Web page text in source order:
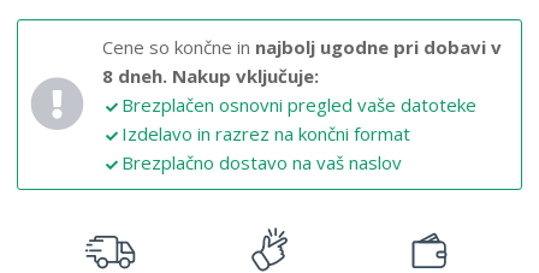
Cene so končne in najbolj ugodne pri dobavi v
8 dneh. Nakup vključuje:
Brezplačen osnovni pregled vaše datoteke
Izdelavo in razrez na končni format
Brezplačno dostavo na vaš naslov